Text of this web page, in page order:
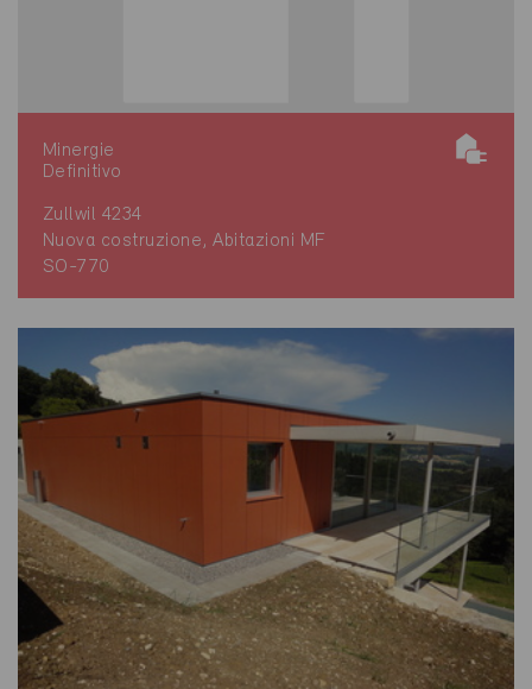
Minergie
Definitivo
Zullwil 4234
Nuova costruzione, Abitazioni MF
SO-770